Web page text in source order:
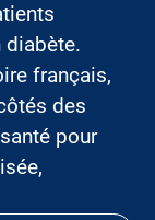
diabète.
français,
des
pour